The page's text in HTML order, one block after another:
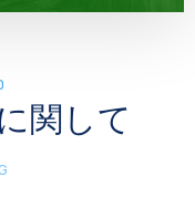
関して